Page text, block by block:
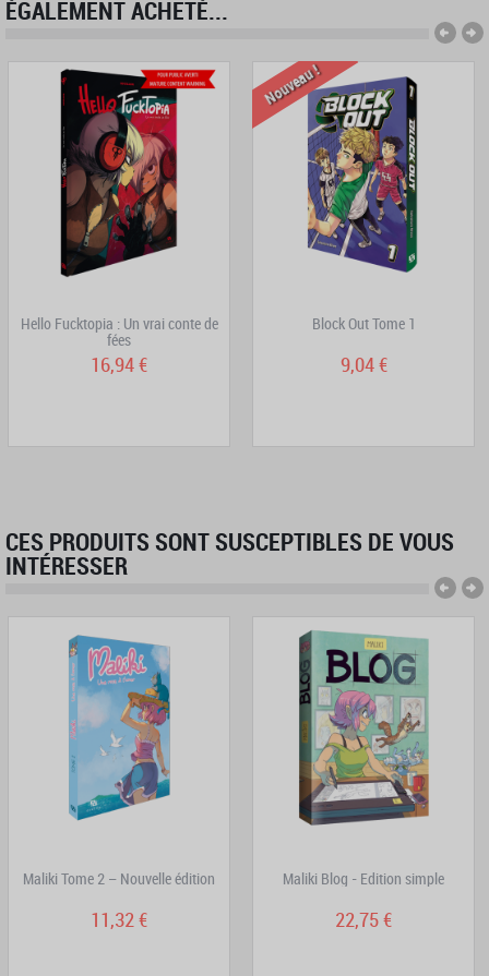
ÉGALEMENT ACHETÉ...
Hello Fucktopia : Un vrai conte de
fées
16,94 €
Nouveau !
Block Out Tome 1
9,04 €
CES PRODUITS SONT SUSCEPTIBLES DE VOUS
INTÉRESSER
Maliki Tome 2 – Nouvelle édition
11,32 €
Maliki Blog - Edition simple
22,75 €